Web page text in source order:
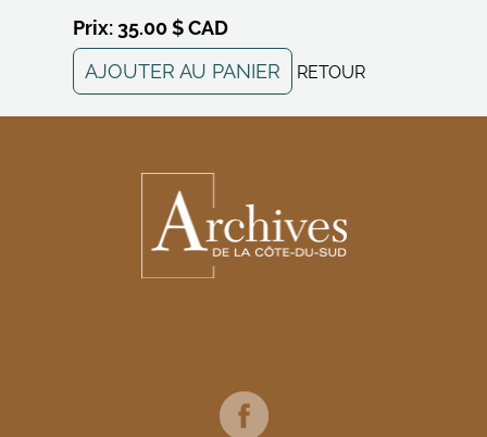
Prix: 35.00 $ CAD
AJOUTER AU PANIER
RETOUR